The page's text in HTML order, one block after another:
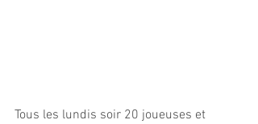
Tous les lundis soir 20 joueuses et